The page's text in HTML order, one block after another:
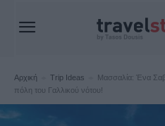
Αρχική Trip Ideas
Μασσαλία: Ένα
πόλη του Γαλλικού νότου!